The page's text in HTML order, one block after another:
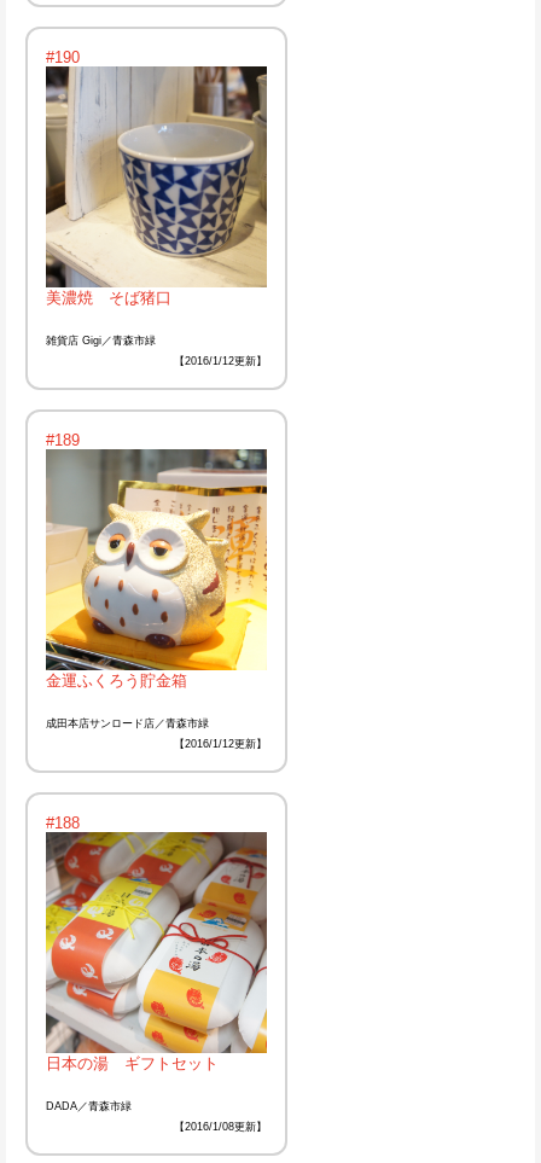
#190
美濃焼 そば猪口
雑貨店 Gigi／青森市緑
【2016/1/12更新】
#189
金運ふくろう貯金箱
成田本店サンロード店／青森市緑
【2016/1/12更新】
#188
日本の湯 ギフトセット
DADA／青森市緑
【2016/1/08更新】